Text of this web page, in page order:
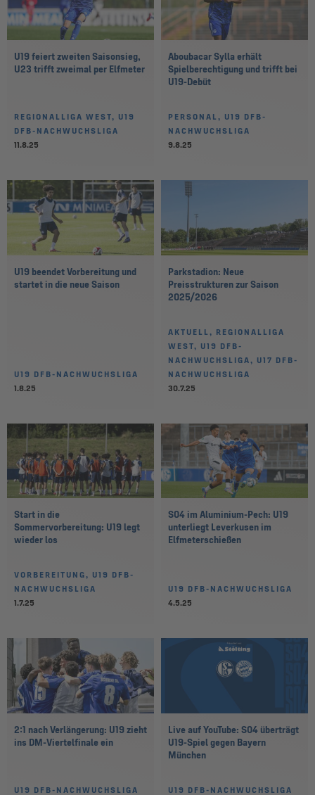
U19 feiert zweiten Saisonsieg,
U23 trifft zweimal per Elfmeter
REGIONALLIGA WEST, U19
DFB-NACHWUCHSLIGA
11.8.25
Aboubacar Sylla erhält
Spielberechtigung und trifft bei
U19-Debüt
PERSONAL, U19 DFB-
NACHWUCHSLIGA
9.8.25
U19 beendet Vorbereitung und
startet in die neue Saison
U19 DFB-NACHWUCHSLIGA
1.8.25
Parkstadion: Neue
Preisstrukturen zur Saison
2025/2026
AKTUELL, REGIONALLIGA
WEST, U19 DFB-
NACHWUCHSLIGA, U17 DFB-
NACHWUCHSLIGA
30.7.25
Start in die
Sommervorbereitung: U19 legt
wieder los
VORBEREITUNG, U19 DFB-
NACHWUCHSLIGA
1.7.25
S04 im Aluminium-Pech: U19
unterliegt Leverkusen im
Elfmeterschießen
U19 DFB-NACHWUCHSLIGA
4.5.25
2:1 nach Verlängerung: U19 zieht
ins DM-Viertelfinale ein
U19 DFB-NACHWUCHSLIGA
Live auf YouTube: S04 überträgt
U19-Spiel gegen Bayern
München
U19 DFB-NACHWUCHSLIGA